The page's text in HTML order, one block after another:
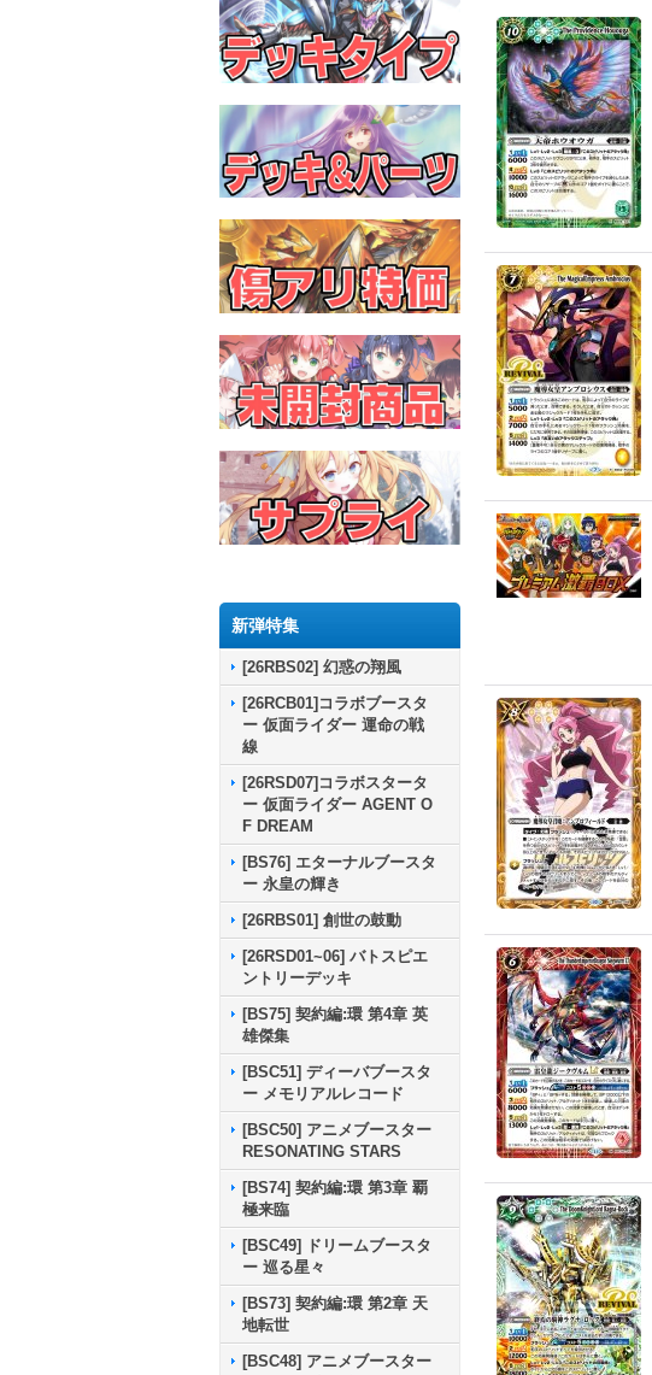
新弾特集
[26RBS02] 幻惑の翔風
[26RCB01]コラボブースタ
ー 仮面ライダー 運命の戦
線
[26RSD07]コラボスタータ
ー 仮面ライダー AGENT O
F DREAM
[BS76] エターナルブースタ
ー 永皇の輝き
[26RBS01] 創世の鼓動
[26RSD01~06] バトスピエ
ントリーデッキ
[BS75] 契約編:環 第4章 英
雄傑集
[BSC51] ディーバブースタ
ー メモリアルレコード
[BSC50] アニメブースター
RESONATING STARS
[BS74] 契約編:環 第3章 覇
極来臨
[BSC49] ドリームブースタ
ー 巡る星々
[BS73] 契約編:環 第2章 天
地転世
[BSC48] アニメブースター